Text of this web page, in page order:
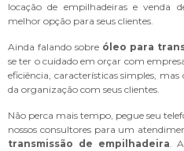
locação de empilhadeiras e venda
melhor opção para seus clientes.
Ainda falando sobre óleo para
se ter o cuidado em orçar com
eficiência, características simples,
da organização com seus clientes.
Não perca mais tempo, pegue seu
nossos consultores para um
transmissão de empilhadeira.